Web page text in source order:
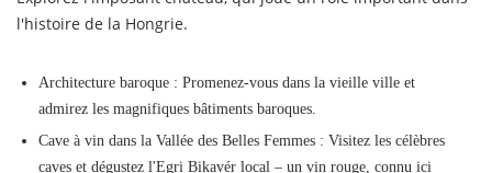
l'histoire de la Hongrie.
Architecture baroque : Promenez-vous dans la vieille ville et
admirez les magnifiques bâtiments baroques.
Cave à vin dans la Vallée des Belles Femmes : Visitez les célèbres
caves et dégustez l'Egri Bikavér local – un vin rouge, connu ici